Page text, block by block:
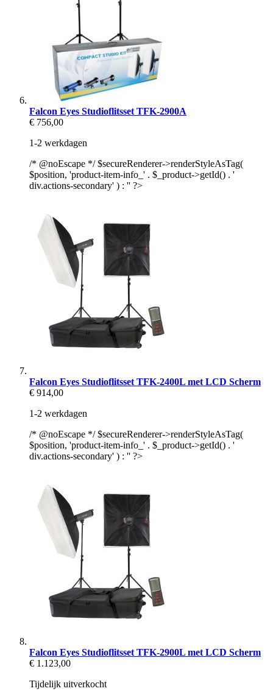
Falcon Eyes Studioflitsset TFK-2900A
€ 756,00
1-2 werkdagen
/* @noEscape */ $secureRenderer->renderStyleAsTag(
$position, 'product-item-info_' . $_product->getId() . '
div.actions-secondary' ) : '' ?>
Falcon Eyes Studioflitsset TFK-2400L met LCD Scherm
€ 914,00
1-2 werkdagen
/* @noEscape */ $secureRenderer->renderStyleAsTag(
$position, 'product-item-info_' . $_product->getId() . '
div.actions-secondary' ) : '' ?>
Falcon Eyes Studioflitsset TFK-2900L met LCD Scherm
€ 1.123,00
Tijdelijk uitverkocht